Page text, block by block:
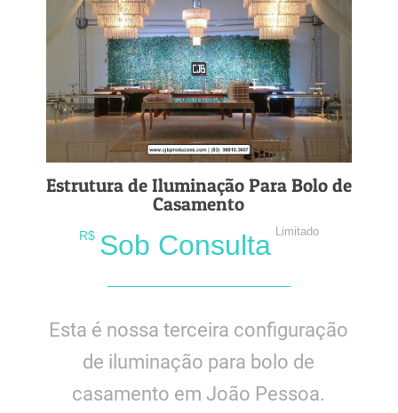
Estrutura de Iluminação Para Bolo de
Casamento
R$ Sob Consulta Limitado
Esta é nossa terceira configuração
de iluminação para bolo de
casamento em João Pessoa.